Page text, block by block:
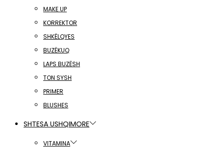
MAKE UP
KORREKTOR
SHKËLQYES
BUZËKUQ
LAPS BUZËSH
TON SYSH
PRIMER
BLUSHES
SHTESA USHQIMORE
VITAMINA